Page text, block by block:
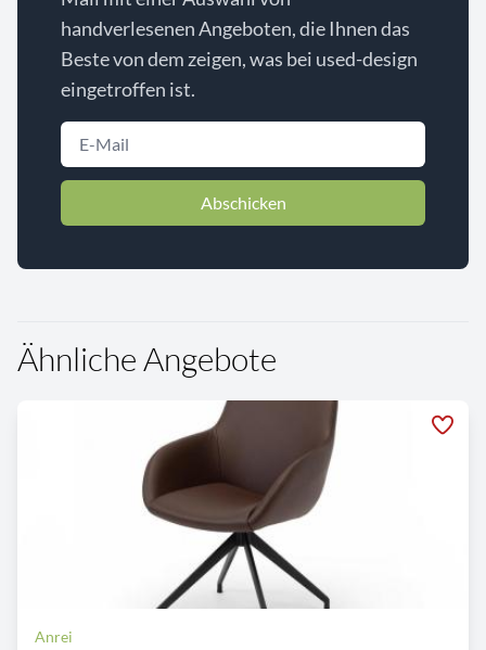
handverlesenen Angeboten, die Ihnen das
Beste von dem zeigen, was bei used-design
eingetroffen ist.
Abschicken
Ähnliche Angebote
Anrei